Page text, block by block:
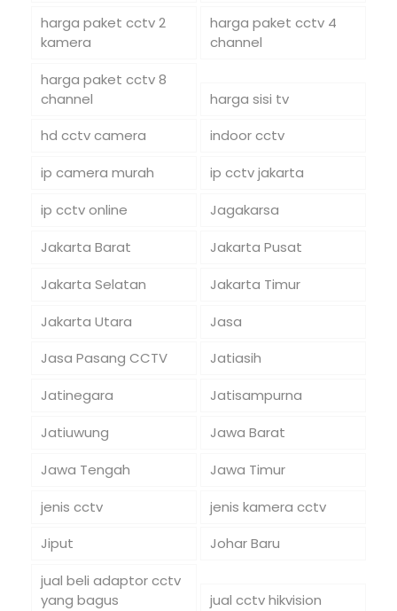
harga paket cctv 2
kamera
harga paket cctv 4
channel
harga paket cctv 8
channel
harga sisi tv
hd cctv camera
indoor cctv
ip camera murah
ip cctv jakarta
ip cctv online
Jagakarsa
Jakarta Barat
Jakarta Pusat
Jakarta Selatan
Jakarta Timur
Jakarta Utara
Jasa
Jasa Pasang CCTV
Jatiasih
Jatinegara
Jatisampurna
Jatiuwung
Jawa Barat
Jawa Tengah
Jawa Timur
jenis cctv
jenis kamera cctv
Jiput
Johar Baru
jual beli adaptor cctv
yang bagus
jual cctv hikvision